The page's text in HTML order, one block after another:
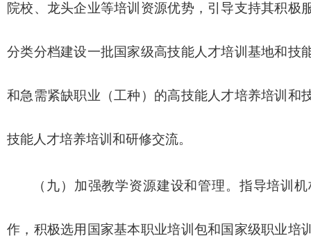
院校、龙头企业等培训资源优势，引导支持其积极
分类分档建设一批国家级高技能人才培训基地和技
和急需紧缺职业（工种）的高技能人才培养培训和
技能人才培养培训和研修交流。
（九）加强教学资源建设和管理。指导培训
作，积极选用国家基本职业培训包和国家级职业培